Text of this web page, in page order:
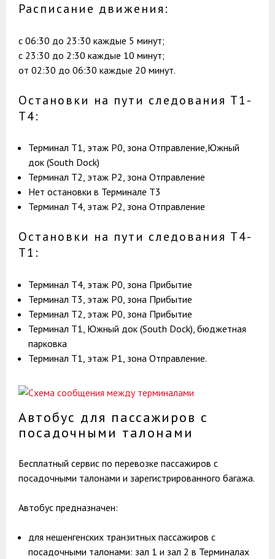
Расписание движения:
с 06:30 до 23:30 каждые 5 минут;
с 23:30 до 2:30 каждые 10 минут;
от 02:30 до 06:30 каждые 20 минут.
Остановки на пути следования Т1-
Т4:
Терминал T1, этаж Р0, зона Отправление,Южный
док (South Dock)
Терминал T2, этаж Р2, зона Отправление
Нет остановки в Терминале Т3
Терминал T4, этаж Р2, зона Отправление
Остановки на пути следования Т4-
Т1:
Терминал T4, этаж Р0, зона Прибытие
Терминал T3, этаж Р0, зона Прибытие
Терминал T2, этаж Р0, зона Прибытие
Терминал T1, Южный док (South Dock), бюджетная
парковка
Терминал T1, этаж Р1, зона Отправление.
Автобус для пассажиров с
посадочными талонами
Бесплатный сервис по перевозке пассажиров с
посадочными талонами и зарегистрированного багажа.
Автобус предназначен:
для нешенгенских транзитных пассажиров с
посадочными талонами: зал 1 и зал 2 в Терминалах